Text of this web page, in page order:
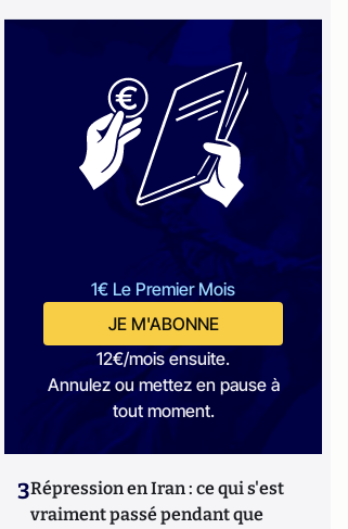
1€ Le Premier Mois
JE M'ABONNE
12€/mois ensuite.
Annulez ou mettez en pause à
tout moment.
3Répression en Iran : ce qui s'est
vraiment passé pendant que